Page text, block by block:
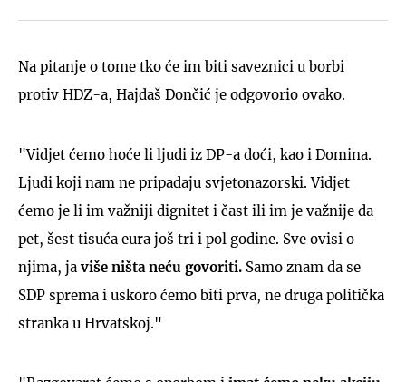
Na pitanje o tome tko će im biti saveznici u borbi
protiv HDZ-a, Hajdaš Dončić je odgovorio ovako.
"Vidjet ćemo hoće li ljudi iz DP-a doći, kao i Domina.
Ljudi koji nam ne pripadaju svjetonazorski. Vidjet
ćemo je li im važniji dignitet i čast ili im je važnije da
pet, šest tisuća eura još tri i pol godine. Sve ovisi o
njima, javiše ništa neću govoriti. Samo znam da se
SDP sprema i uskoro ćemo biti prva, ne druga politička
stranka u Hrvatskoj."